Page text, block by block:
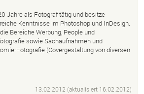
Jahre als Fotograf tätig und besitze
Kenntnisse im Photoshop und InDesign.
Bereiche Werbung, People und
sowie Sachaufnahmen und
Fotografie (Covergestaltung von diversen
13.02.2012 (aktualisiert 16.02.2012)